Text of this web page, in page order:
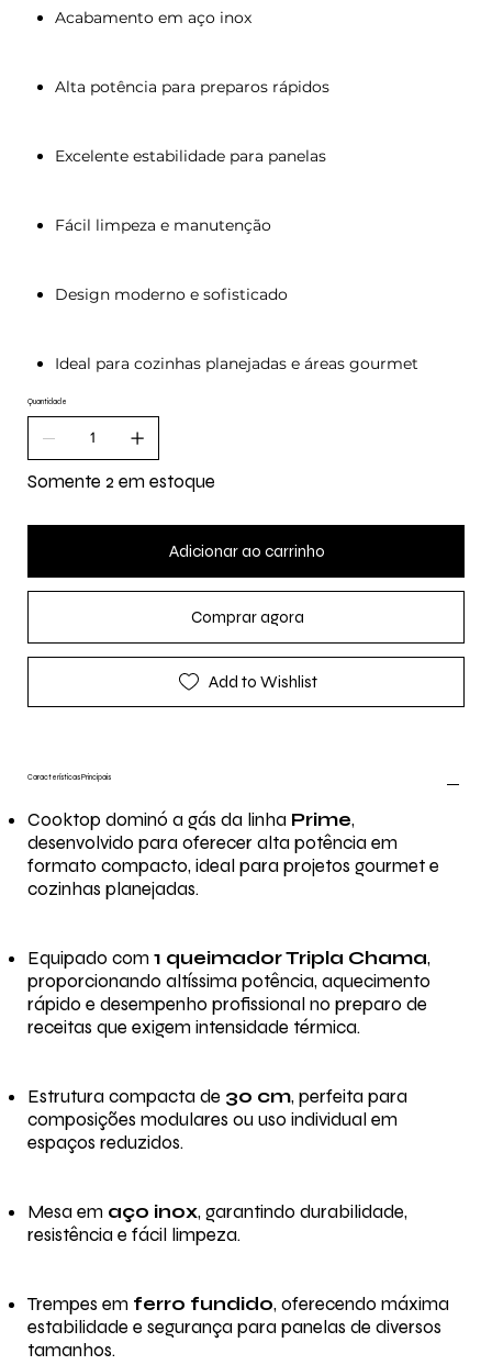
Acabamento em aço inox
Alta potência para preparos rápidos
Excelente estabilidade para panelas
Fácil limpeza e manutenção
Design moderno e sofisticado
Ideal para cozinhas planejadas e áreas gourmet
Quantidade
Somente 2 em estoque
Adicionar ao carrinho
Comprar agora
Add to Wishlist
Características Principais
Cooktop dominó a gás da linha Prime,
desenvolvido para oferecer alta potência em
formato compacto, ideal para projetos gourmet e
cozinhas planejadas.
Equipado com 1 queimador Tripla Chama,
proporcionando altíssima potência, aquecimento
rápido e desempenho profissional no preparo de
receitas que exigem intensidade térmica.
Estrutura compacta de 30 cm, perfeita para
composições modulares ou uso individual em
espaços reduzidos.
Mesa em aço inox, garantindo durabilidade,
resistência e fácil limpeza.
Trempes em ferro fundido, oferecendo máxima
estabilidade e segurança para panelas de diversos
tamanhos.